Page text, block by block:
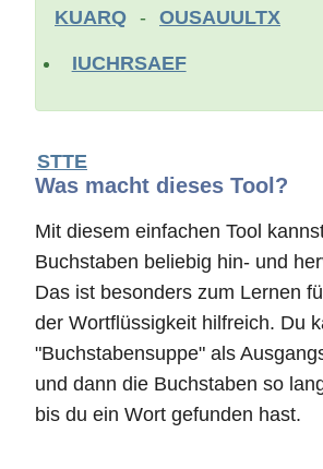
KUARQ - OUSAUULTX
IUCHRSAEF
STTE
Was macht dieses Tool?
Mit diesem einfachen Tool
Buchstaben beliebig hin- und
Das ist besonders zum Lernen
der Wortflüssigkeit hilfreich. Du
"Buchstabensuppe" als
und dann die Buchstaben so
bis du ein Wort gefunden hast.